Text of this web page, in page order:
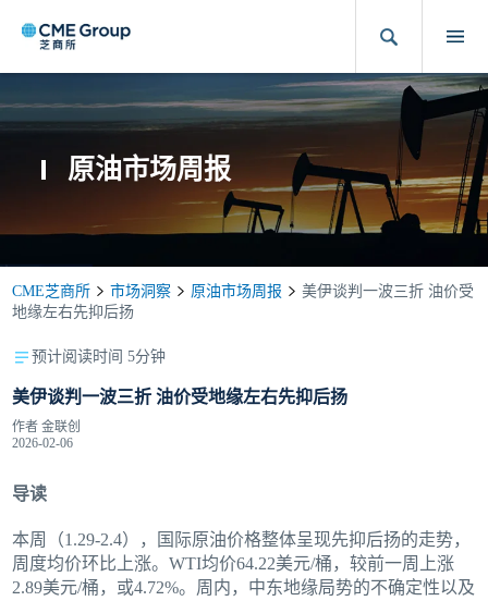
原油市场周报
CME芝商所 市场洞察 原油市场周报
美伊谈判一波三折 油价受
地缘左右先抑后扬
预计阅读时间 5分钟
美伊谈判一波三折 油价受地缘左右先抑后扬
作者金联创
2026-02-06
导读
本周（1.29-2.4），国际原油价格整体呈现先抑后扬的走势，
周度均价环比上涨。WTI均价64.22美元/桶，较前一周上涨
2.89美元/桶，或4.72%。周内，中东地缘局势的不确定性以及